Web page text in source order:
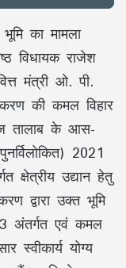
का मामला
विधायक राजेश
मंत्री ओ. पी.
की कमल विहार
तालाब के आस-
2021
क्षेत्रीय उद्यान हेतु
द्वारा उक्त भूमि
अंतर्गत एवं कमल
योग्य